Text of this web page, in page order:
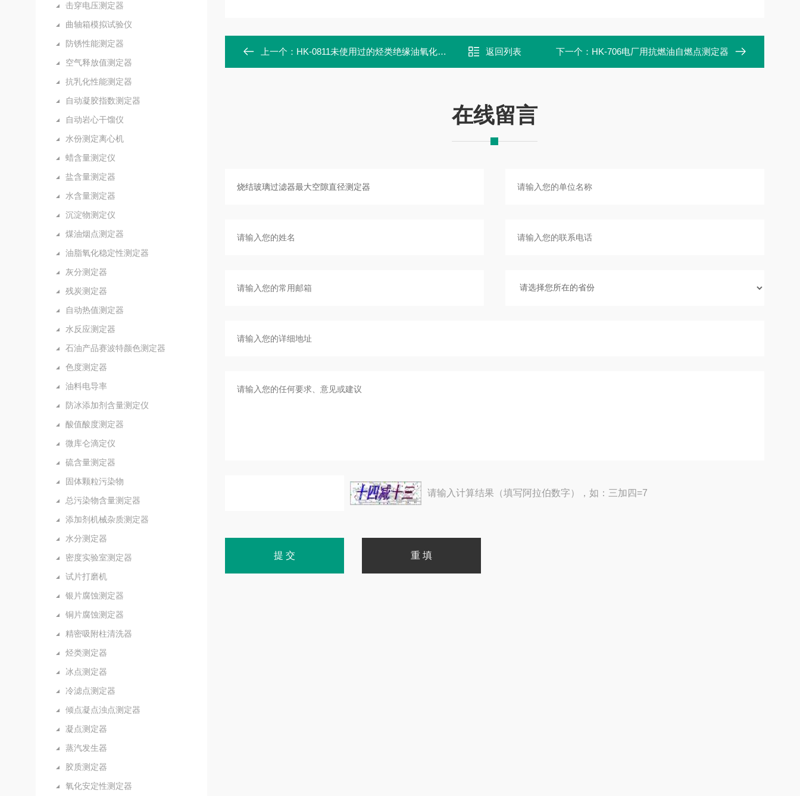
击穿电压测定器
曲轴箱模拟试验仪
防锈性能测定器
空气释放值测定器
抗乳化性能测定器
自动凝胶指数测定器
自动岩心干馏仪
水份测定离心机
蜡含量测定仪
盐含量测定器
水含量测定器
沉淀物测定仪
煤油烟点测定器
油脂氧化稳定性测定器
灰分测定器
残炭测定器
自动热值测定器
水反应测定器
石油产品赛波特颜色测定器
色度测定器
油料电导率
防冰添加剂含量测定仪
酸值酸度测定器
微库仑滴定仪
硫含量测定器
固体颗粒污染物
总污染物含量测定器
添加剂机械杂质测定器
水分测定器
密度实验室测定器
试片打磨机
银片腐蚀测定器
铜片腐蚀测定器
精密吸附柱清洗器
烃类测定器
冰点测定器
冷滤点测定器
倾点凝点浊点测定器
凝点测定器
蒸汽发生器
胶质测定器
氧化安定性测定器
上一个： HK-0811未使用过的烃类绝缘油氧化安定性测定仪 返回列表 下一个： HK-706电厂用抗燃油自燃点测定器
在线留言
请输入计算结果（填写阿拉伯数字），如：三加四=7